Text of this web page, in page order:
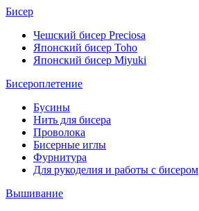
Бисер
Чешский бисер Preciosa
Японский бисер Toho
Японский бисер Miyuki
Бисероплетение
Бусины
Нить для бисера
Проволока
Бисерные иглы
Фурнитура
Для рукоделия и работы с бисером
Вышивание